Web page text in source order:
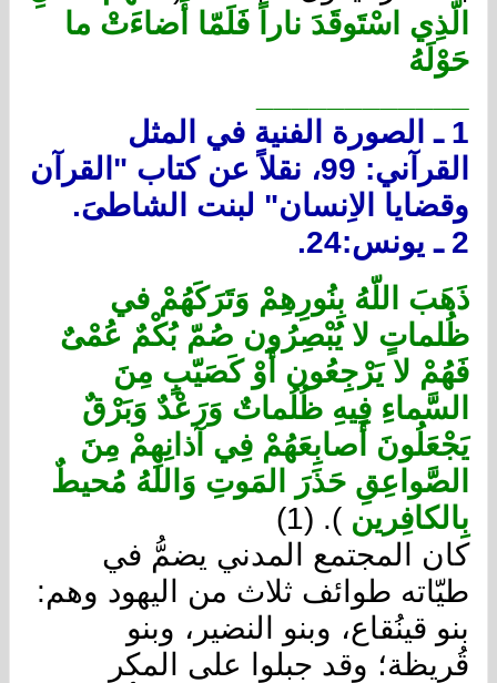
الّذِي اسْتَوقَدَ ناراً فَلَمّا أَضاءَتْ ما
حَوْلَهُ
1 ـ الصورة الفنية في المثل
القرآني: 99، نقلاً عن كتاب "القرآن
وقضايا الاِنسان" لبنت الشاطىَ.
2 ـ يونس:24.
ذَهَبَ اللّهُ بِنُورِهِمْ وَتَرَكَهُمْ في
ظُلماتٍ لا يُبْصِرُون صُمّ بُكْمٌ عُمْىٌ
فَهُمْ لا يَرْجِعُون أَوْ كَصَيّبٍ مِنَ
السَّماءِ فِيهِ ظُلُماتٌ وَرَعْدٌ وَبَرْقٌ
يَجْعَلُونَ أَصابِعَهُمْ فِي آذانِهِمْ مِنَ
الصَّواعِقِ حَذَرَ المَوتِ وَاللهُ مُحيطٌ
بِالكافِرين ). (1)
كان المجتمع المدني يضمُّ في
طيّاته طوائف ثلاث من اليهود وهم:
بنو قينُقاع، وبنو النضير، وبنو
قُريظة؛ وقد جبلوا على المكر